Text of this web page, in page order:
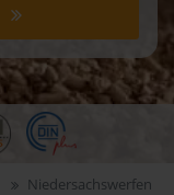
Niedersachswerfen